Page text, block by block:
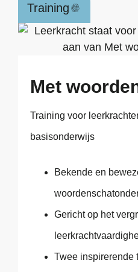
Training
Met
Training voor
basisonderwijs
Bekende en
Gericht op het
Twee inspirerende